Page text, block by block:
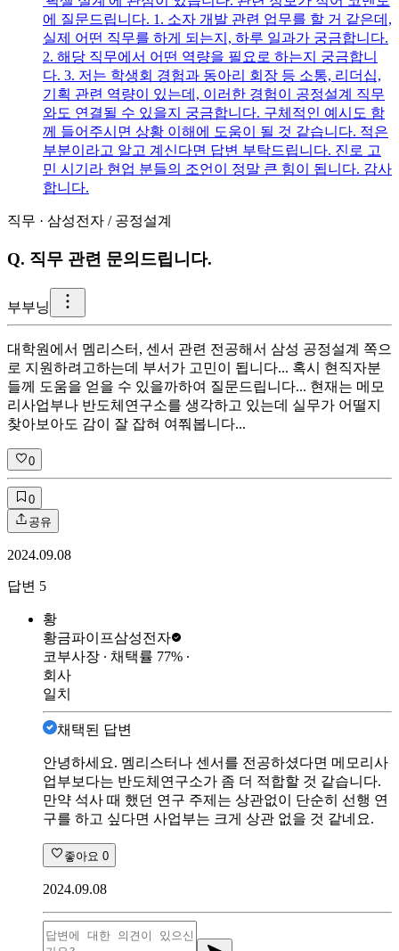
에 질문드립니다. 1. 소자 개발 관련 업무를 할 거 같은데,
실제 어떤 직무를 하게 되는지, 하루 일과가 궁금합니다.
2. 해당 직무에서 어떤 역량을 필요로 하는지 궁금합니
다. 3. 저는 학생회 경험과 동아리 회장 등 소통, 리더십,
기획 관련 역량이 있는데, 이러한 경험이 공정설계 직무
와도 연결될 수 있을지 궁금합니다. 구체적인 예시도 함
께 들어주시면 상황 이해에 도움이 될 것 같습니다. 적은
부분이라고 알고 계신다면 답변 부탁드립니다. 진로 고
민 시기라 현업 분들의 조언이 정말 큰 힘이 됩니다. 감사
합니다.
직무 · 삼성전자 / 공정설계
Q. 직무 관련 문의드립니다.
부부닝
대학원에서 멤리스터, 센서 관련 전공해서 삼성 공정설계 쪽으
로 지원하려고하는데 부서가 고민이 됩니다... 혹시 현직자분
들께 도움을 얻을 수 있을까하여 질문드립니다... 현재는 메모
리사업부나 반도체연구소를 생각하고 있는데 실무가 어떨지
찾아보아도 감이 잘 잡혀 여쭤봅니다...
0
0
공유
2024.09.08
답변 5
황
황금파이프삼성전자
코부사장 ∙ 채택률 77% ∙
회사
일치
채택된 답변
안녕하세요. 멤리스터나 센서를 전공하셨다면 메모리사
업부보다는 반도체연구소가 좀 더 적합할 것 같습니다.
만약 석사 때 했던 연구 주제는 상관없이 단순히 선행 연
구를 하고 싶다면 사업부는 크게 상관 없을 것 같네요.
좋아요 0
2024.09.08